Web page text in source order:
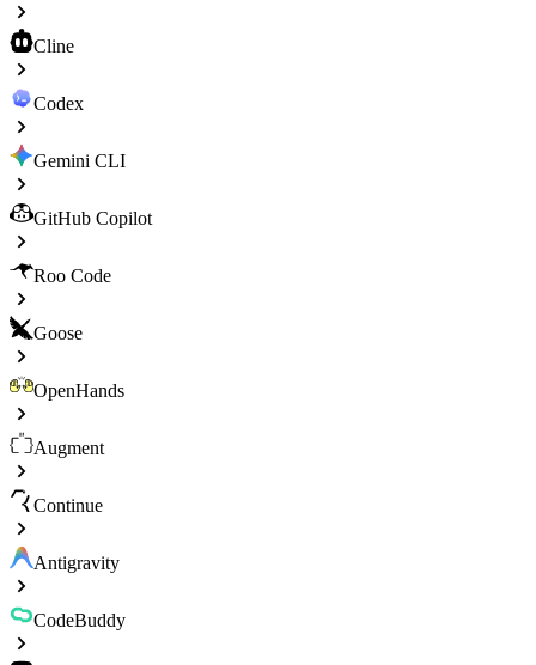
Cline
Codex
Gemini CLI
GitHub Copilot
Roo Code
Goose
OpenHands
Augment
Continue
Antigravity
CodeBuddy